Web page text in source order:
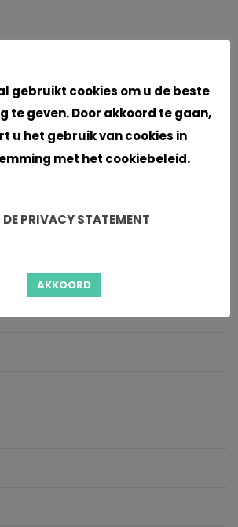
gebruikt cookies om u de beste
te geven. Door akkoord te gaan,
u het gebruik van cookies in
met het cookiebeleid.
DE PRIVACY STATEMENT
AKKOORD